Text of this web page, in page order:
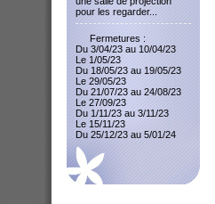
pour les regarder...
Fermetures :
Du 3/04/23 au 10/04/23
Le 1/05/23
Du 18/05/23 au 19/05/23
Le 29/05/23
Du 21/07/23 au 24/08/23
Le 27/09/23
Du 1/11/23 au 3/11/23
Le 15/11/23
Du 25/12/23 au 5/01/24